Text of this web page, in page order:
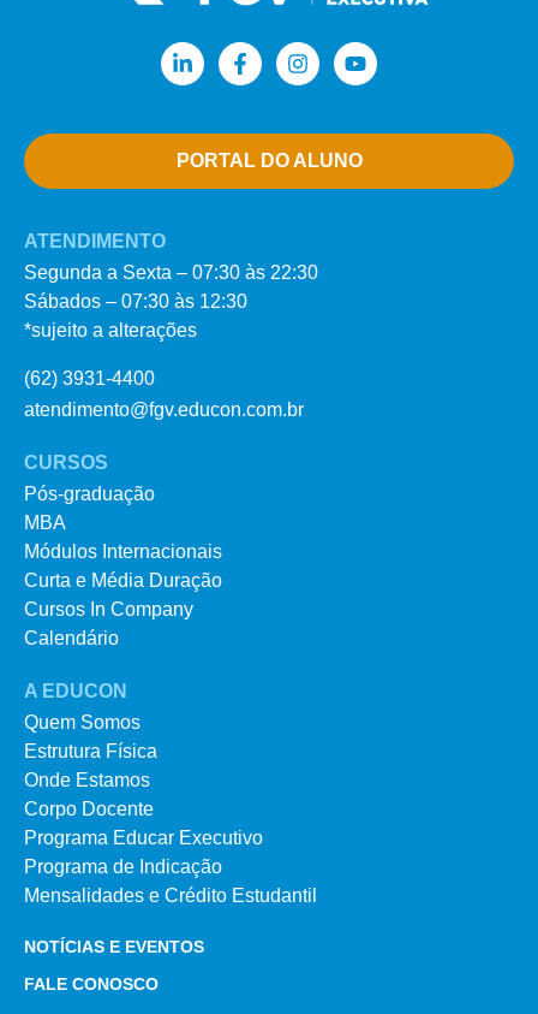
PORTAL DO ALUNO
ATENDIMENTO
Segunda a Sexta – 07:30 às 22:30
Sábados – 07:30 às 12:30
*sujeito a alterações
(62) 3931-4400
atendimento@fgv.educon.com.br
CURSOS
Pós-graduação
MBA
Módulos Internacionais
Curta e Média Duração
Cursos In Company
Calendário
A EDUCON
Quem Somos
Estrutura Física
Onde Estamos
Corpo Docente
Programa Educar Executivo
Programa de Indicação
Mensalidades e Crédito Estudantil
NOTÍCIAS E EVENTOS
FALE CONOSCO